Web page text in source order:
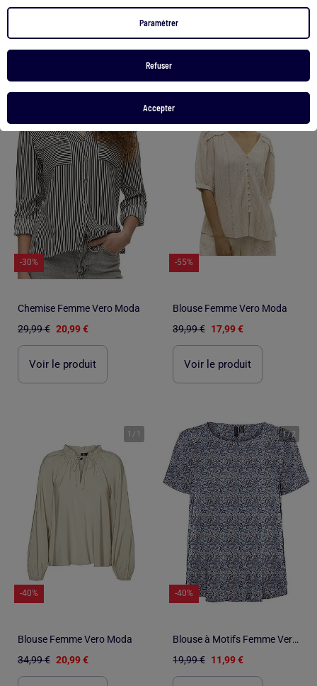
Paramétrer
Refuser
Accepter
-30%
Chemise Femme Vero Moda
29,99 € 20,99 €
Voir le produit
-55%
Blouse Femme Vero Moda
39,99 € 17,99 €
Voir le produit
1 / 1
-40%
Blouse Femme Vero Moda
34,99 € 20,99 €
1/2
-40%
Blouse à Motifs Femme Vero Moda
19,99 € 11,99 €